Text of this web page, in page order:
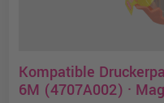
Kompatible
6M (4707A002) ·